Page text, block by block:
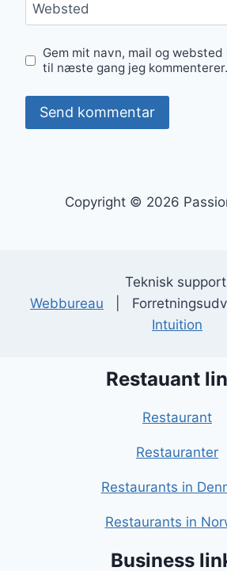
Websted
Gem mit navn, mail og
til næste gang jeg kommenterer.
Copyright © 2026
Teknisk
Webbureau |
Intuition
Restauant
Restaurant
Restauranter
Restaurants in
Restaurants in
Business